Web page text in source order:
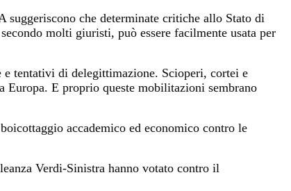
che determinate critiche allo Stato di
molti giuristi, può essere facilmente usata per
tentativi di delegittimazione. Scioperi, cortei e
E proprio queste mobilitazioni sembrano
accademico ed economico contro le
Verdi-Sinistra hanno votato contro il